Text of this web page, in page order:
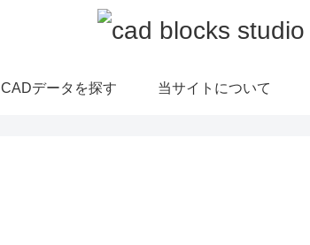
CADデータを探す 当サイトについて